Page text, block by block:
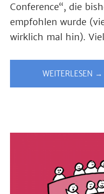
Conference“, die
empfohlen wurde
wirklich mal hin).
WEITERLESEN →